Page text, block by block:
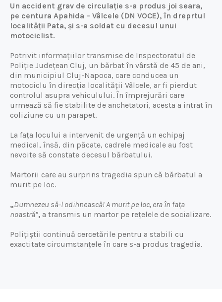
Un accident grav de circulație s-a produs joi seara,
pe centura Apahida – Vâlcele (DN VOCE), în dreprtul
localității Pata, și s-a soldat cu decesul unui
motociclist.
Potrivit informațiilor transmise de Inspectoratul de
Poliție Județean Cluj, un bărbat în vârstă de 45 de ani,
din municipiul Cluj-Napoca, care conducea un
motociclu în direcția localității Vâlcele, ar fi pierdut
controlul asupra vehiculului. În împrejurări care
urmează să fie stabilite de anchetatori, acesta a intrat în
coliziune cu un parapet.
La fața locului a intervenit de urgență un echipaj
medical, însă, din păcate, cadrele medicale au fost
nevoite să constate decesul bărbatului.
Martorii care au surprins tragedia spun că bărbatul a
murit pe loc.
„Dumnezeu să-l odihnească! A murit pe loc, era în fața
noastră”, a transmis un martor pe rețelele de socializare.
Polițiștii continuă cercetările pentru a stabili cu
exactitate circumstanțele în care s-a produs tragedia.